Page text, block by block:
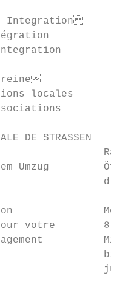
für
Vereine
locales
DE STRASSEN
Umzug
votre
Mi /
bis